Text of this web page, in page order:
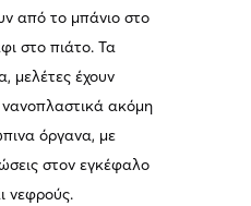
από το μπάνιο στο
στο πιάτο. Τα
μελέτες έχουν
νανοπλαστικά ακόμη
όργανα, με
στον εγκέφαλο
νεφρούς.